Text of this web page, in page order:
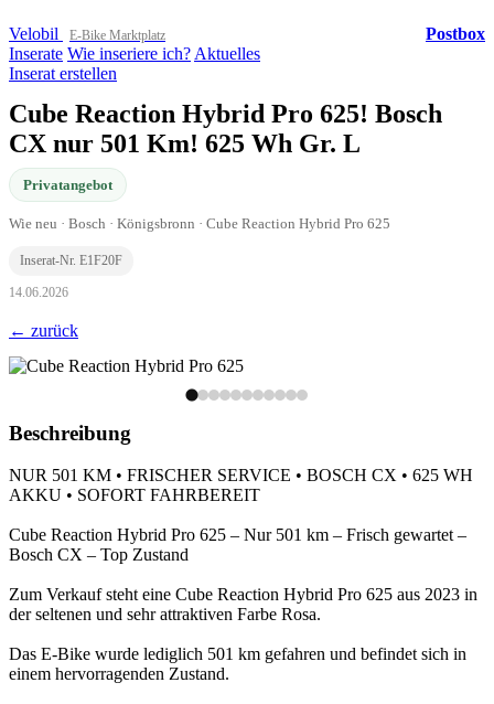
Velobil E-Bike Marktplatz
Postbox
Inserate Wie inseriere ich? Aktuelles
Inserat erstellen
Cube Reaction Hybrid Pro 625! Bosch
CX nur 501 Km! 625 Wh Gr. L
Privatangebot
Wie neu · Bosch · Königsbronn · Cube Reaction Hybrid Pro 625
Inserat-Nr. E1F20F
14.06.2026
← zurück
Beschreibung
NUR 501 KM • FRISCHER SERVICE • BOSCH CX • 625 WH
AKKU • SOFORT FAHRBEREIT
Cube Reaction Hybrid Pro 625 – Nur 501 km – Frisch gewartet –
Bosch CX – Top Zustand
Zum Verkauf steht eine Cube Reaction Hybrid Pro 625 aus 2023 in
der seltenen und sehr attraktiven Farbe Rosa.
Das E-Bike wurde lediglich 501 km gefahren und befindet sich in
einem hervorragenden Zustand.